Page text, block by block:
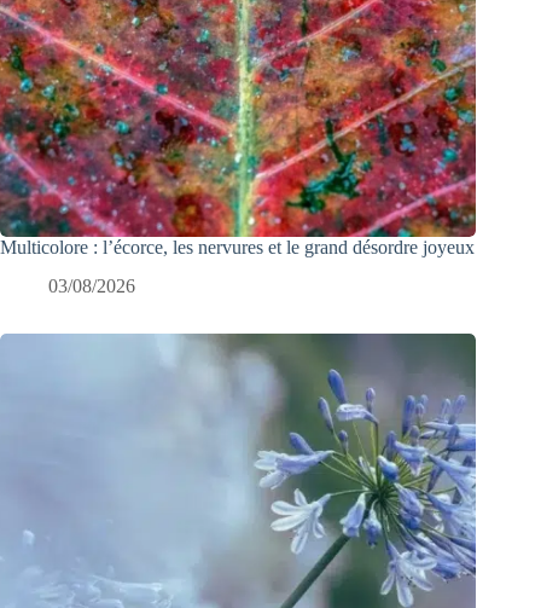
Multicolore : l’écorce, les nervures et le grand désordre joyeux
03/08/2026